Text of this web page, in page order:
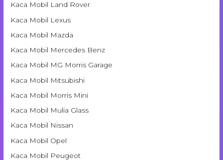
Kaca Mobil Land Rover
Kaca Mobil Lexus
Kaca Mobil Mazda
Kaca Mobil Mercedes Benz
Kaca Mobil MG Morris Garage
Kaca Mobil Mitsubishi
Kaca Mobil Morris Mini
Kaca Mobil Mulia Glass
Kaca Mobil Nissan
Kaca Mobil Opel
Kaca Mobil Peugeot